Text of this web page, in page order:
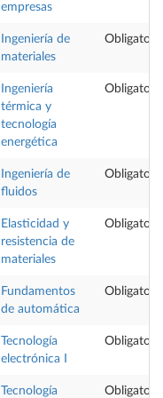
empresas
Ingeniería de
materiales
Obligatoria
Ingeniería
térmica y
tecnología
energética
Obligatoria
Ingeniería de
fluidos
Obligatoria
Elasticidad y
resistencia de
materiales
Obligatoria
Fundamentos
de automática
Obligatoria
Tecnología
electrónica I
Obligatoria
Tecnología Obligatoria